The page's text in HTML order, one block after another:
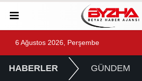
6 Ağustos 2026, Perşembe
HABERLER GÜNDEM